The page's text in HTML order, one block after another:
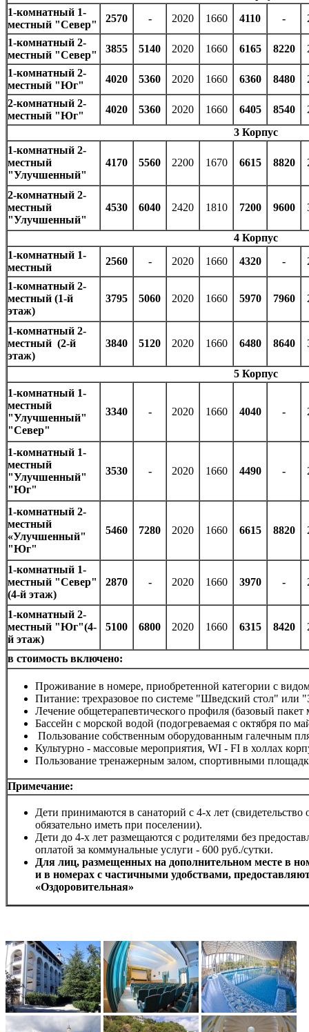
1-комнатный 1-
местный "Север"
2570 - 2020 1660 4110 -
1-комнатный 2-
местный "Север"
3855 5140 2020 1660 6165 8220
1-комнатный 2-
местный "Юг"
4020 5360 2020 1660 6360 8480
2-комнатный 2-
местный "Юг"
4020 5360 2020 1660 6405 8540
3 Корпус
1-комнатный 2-
местный
"Улучшенный"
4170 5560 2200 1670 6615 8820
2-комнатный 2-
местный
"Улучшенный"
4530 6040 2420 1810 7200 9600
4 Корпус
1-комнатный 1-
местный
2560 - 2020 1660 4320 -
1-комнатный 2-
местный (1-й
этаж)
3795 5060 2020 1660 5970 7960
1-комнатный 2-
местный (2-й
этаж)
3840 5120 2020 1660 6480 8640
5 Корпус
1-комнатный 1-
местный
"Улучшенный"
"Север"
3340 - 2020 1660 4040 -
1-комнатный 1-
местный
"Улучшенный"
"Юг"
3530 - 2020 1660 4490 -
1-комнатный 2-
местный
«Улучшенный"
"Юг"
5460 7280 2020 1660 6615 8820
1-комнатный 1-
местный "Север"
(4-й этаж)
2870 - 2020 1660 3970 -
1-комнатный 2-
местный "Юг"(4-
й этаж)
5100 6800 2020 1660 6315 8420
в стоимость включено:
Проживание в номере, приобретенной категории с
Питание: трехразовое по системе "Шведский стол" или
Лечение общетерапевтического профиля (базовый
Бассейн с морской водой (подогреваемая с октября по
Пользование собственным оборудованным галечным
Культурно - массовые мероприятия, WI - FI в холлах
Пользование тренажерным залом, спортивными
Примечание:
Дети принимаются в санаторий с 4-х лет
обязательно иметь при поселении).
Дети до 4-х лет размещаются с родителями без
оплатой за коммунальные услуги - 600 руб./сутки.
Для лиц, размещенных на дополнительном месте в
и в номерах с частичными удобствами,
«Оздоровительная»